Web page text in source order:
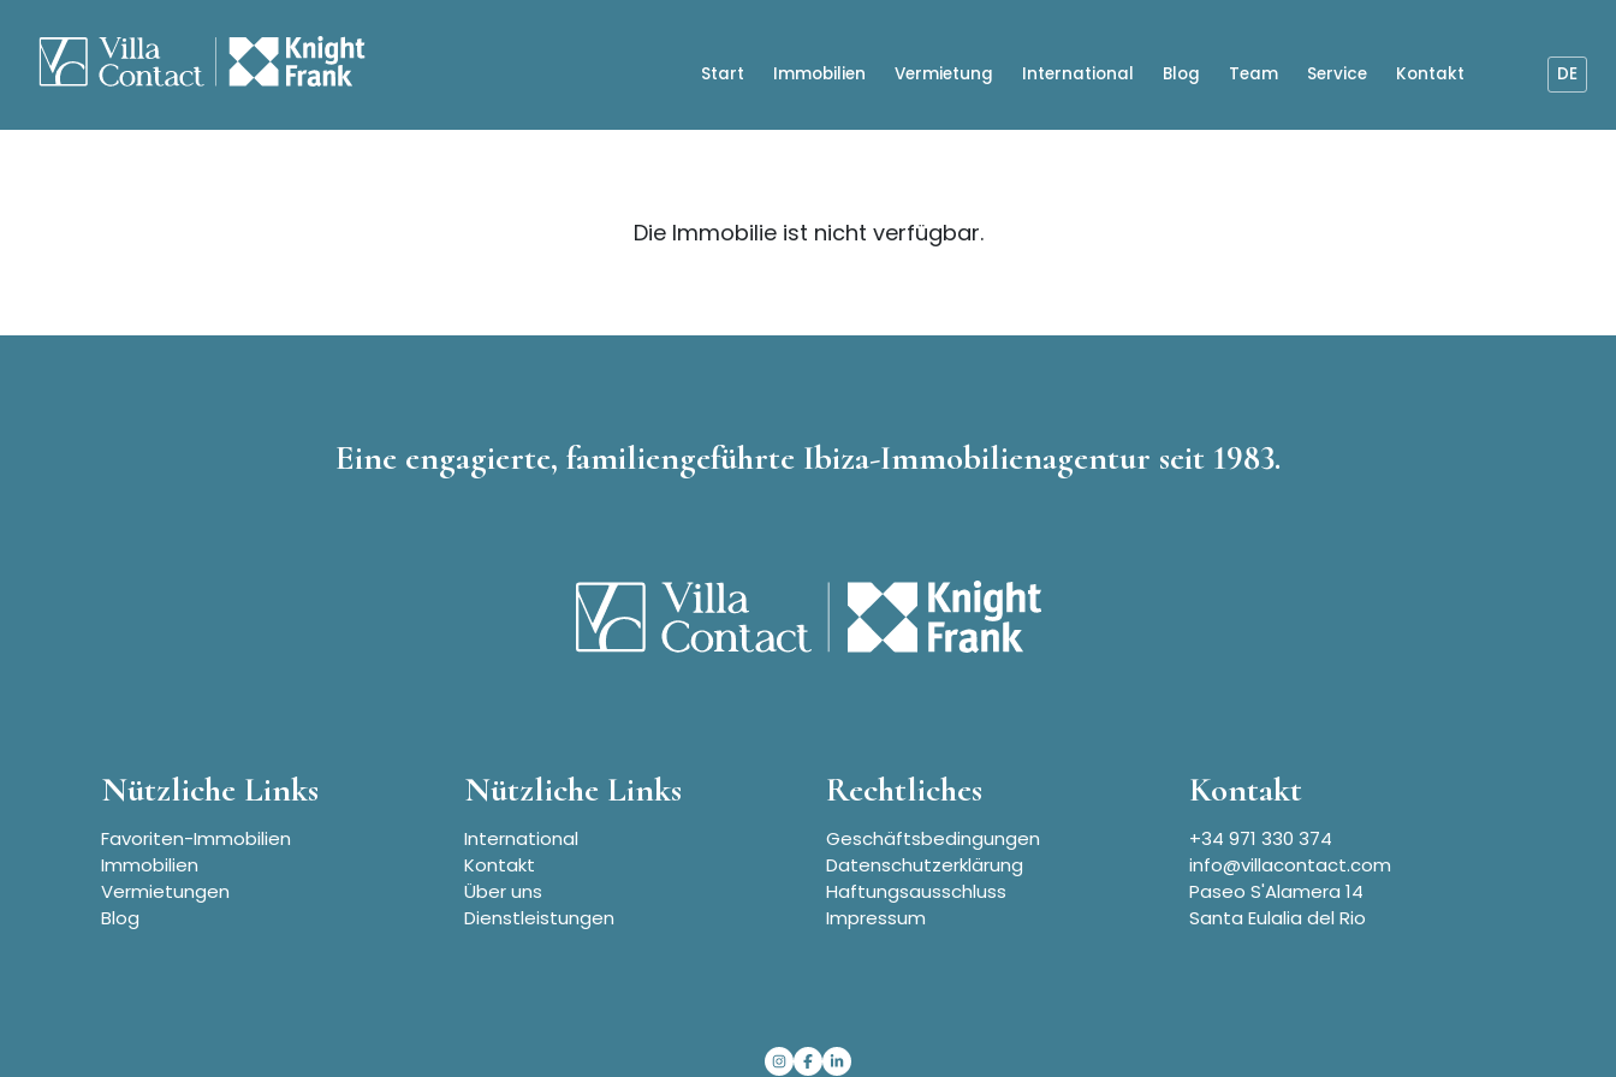
Start Immobilien Vermietung International Blog Team Service Kontakt DE
Die Immobilie ist nicht verfügbar.
Eine engagierte, familiengeführte Ibiza-Immobilienagentur seit 1983.
Nützliche Links
Favoriten-Immobilien
Immobilien
Vermietungen
Blog
Nützliche Links
International
Kontakt
Über uns
Dienstleistungen
Rechtliches
Geschäftsbedingungen
Datenschutzerklärung
Haftungsausschluss
Impressum
Kontakt
+34 971 330 374
info@villacontact.com
Paseo S'Alamera 14
Santa Eulalia del Rio